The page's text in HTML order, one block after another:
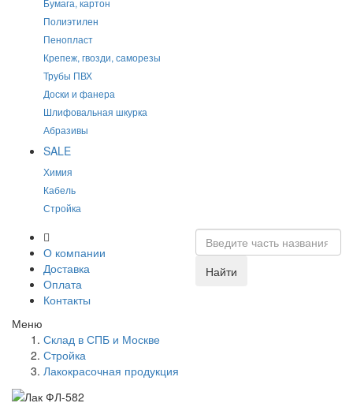
Бумага, картон
Полиэтилен
Пенопласт
Крепеж, гвозди, саморезы
Трубы ПВХ
Доски и фанера
Шлифовальная шкурка
Абразивы
SALE
Химия
Кабель
Стройка
О компании
Доставка
Оплата
Контакты
Найти
Меню
Склад в СПБ и Москве
Стройка
Лакокрасочная продукция